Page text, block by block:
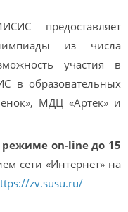
предоставляет
из числа
участия в
в образовательных
МДЦ «Артек» и
on-line до 15
сети «Интернет» на
zv.susu.ru/